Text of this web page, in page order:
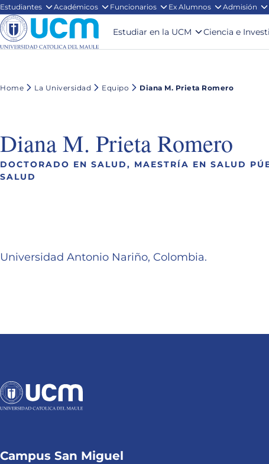
Estudiantes Académicos Funcionarios Ex Alumnos Admisión
Estudiar en la UCM Ciencia e
Home La Universidad Equipo Diana M. Prieta Romero
Diana M. Prieta Romero
DOCTORADO EN SALUD, MAESTRÍA EN SALUD
SALUD
Universidad Antonio Nariño, Colombia.
Campus San Miguel